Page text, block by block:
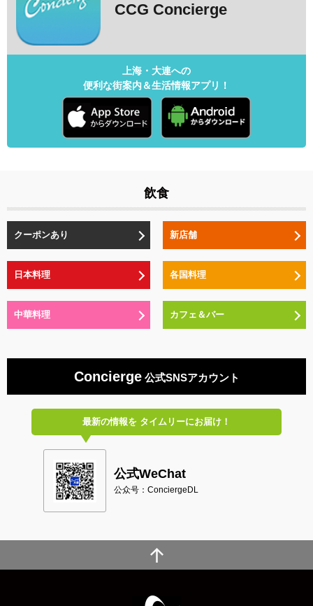
CCG Concierge
上海・大連への
便利な街案内＆生活情報アプリ！
飲食
クーポンあり 新店舗
日本料理 各国料理
中華料理 カフェ＆バー
Concierge公式SNSアカウント
最新の情報をタイムリーにお届け！
公式WeChat
公众号：ConciergeDL